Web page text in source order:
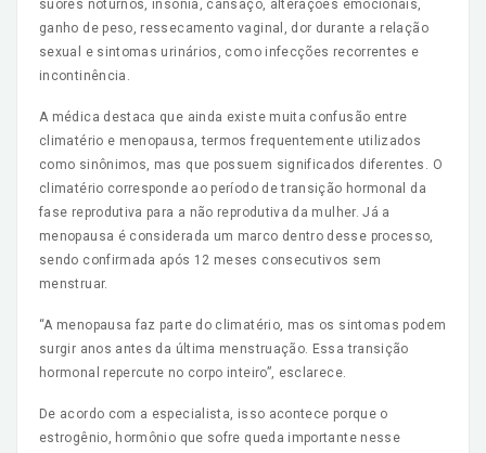
suores noturnos, insônia, cansaço, alterações emocionais,
ganho de peso, ressecamento vaginal, dor durante a relação
sexual e sintomas urinários, como infecções recorrentes e
incontinência.
A médica destaca que ainda existe muita confusão entre
climatério e menopausa, termos frequentemente utilizados
como sinônimos, mas que possuem significados diferentes. O
climatério corresponde ao período de transição hormonal da
fase reprodutiva para a não reprodutiva da mulher. Já a
menopausa é considerada um marco dentro desse processo,
sendo confirmada após 12 meses consecutivos sem
menstruar.
“A menopausa faz parte do climatério, mas os sintomas podem
surgir anos antes da última menstruação. Essa transição
hormonal repercute no corpo inteiro”, esclarece.
De acordo com a especialista, isso acontece porque o
estrogênio, hormônio que sofre queda importante nesse